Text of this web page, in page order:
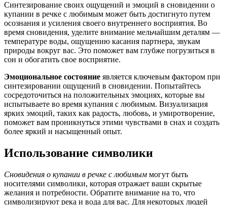
Синтезирование своих ощущений и эмоций в сновидении о
купании в речке с любимым может быть достигнуто путем
осознания и усиления своего внутреннего восприятия. Во
время сновидения, уделите внимание мельчайшим деталям —
температуре воды, ощущению касания партнера, звукам
природы вокруг вас. Это поможет вам глубже погрузиться в
сон и обогатить свое восприятие.
Эмоциональное состояние является ключевым фактором при
синтезировании ощущений в сновидении. Попытайтесь
сосредоточиться на положительных эмоциях, которые вы
испытываете во время купания с любимым. Визуализация
ярких эмоций, таких как радость, любовь, и умиротворение,
поможет вам проникнуться этими чувствами в снах и создать
более яркий и насыщенный опыт.
Использование символики
Сновидения о купании в речке с любимым могут быть
носителями символики, которая отражает ваши скрытые
желания и потребности. Обратите внимание на то, что
символизируют река и вода для вас. Для некоторых людей